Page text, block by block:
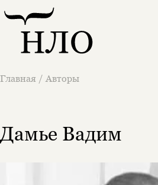
Главная / Авторы
Дамье Вадим